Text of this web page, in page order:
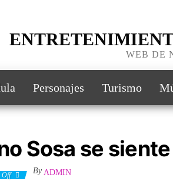
WEB DE
Personajes Turismo
Sosa se
Off By ADMIN